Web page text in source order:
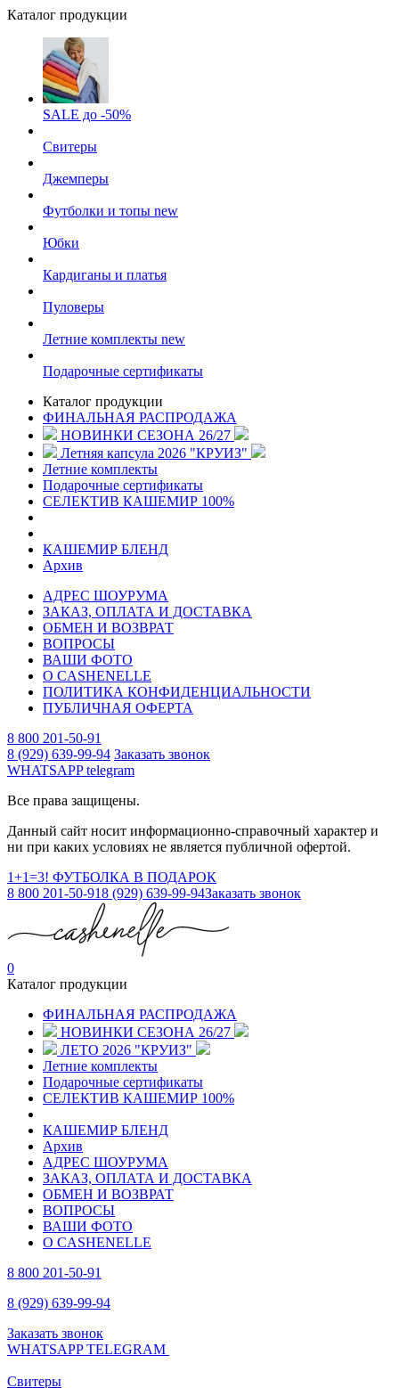
Каталог продукции
SALE до -50%
Свитеры
Джемперы
Футболки и топы new
Юбки
Кардиганы и платья
Пуловеры
Летние комплекты new
Подарочные сертификаты
Каталог продукции
ФИНАЛЬНАЯ РАСПРОДАЖА
НОВИНКИ СЕЗОНА 26/27
Летняя капсула 2026 "КРУИЗ"
Летние комплекты
Подарочные сертификаты
СЕЛЕКТИВ КАШЕМИР 100%
КАШЕМИР БЛЕНД
Архив
АДРЕС ШОУРУМА
ЗАКАЗ, ОПЛАТА И ДОСТАВКА
ОБМЕН И ВОЗВРАТ
ВОПРОСЫ
ВАШИ ФОТО
О CASHENELLE
ПОЛИТИКА КОНФИДЕНЦИАЛЬНОСТИ
ПУБЛИЧНАЯ ОФЕРТА
8 800 201-50-91
8 (929) 639-99-94 Заказать звонок
WHATSAPPtelegram
Все права защищены.
Данный сайт носит информационно-справочный характер и
ни при каких условиях не является публичной офертой.
1+1=3! ФУТБОЛКА В ПОДАРОК
8 800 201-50-918 (929) 639-99-94Заказать звонок
0
Каталог продукции
ФИНАЛЬНАЯ РАСПРОДАЖА
НОВИНКИ СЕЗОНА 26/27
ЛЕТО 2026 "КРУИЗ"
Летние комплекты
Подарочные сертификаты
СЕЛЕКТИВ КАШЕМИР 100%
КАШЕМИР БЛЕНД
Архив
АДРЕС ШОУРУМА
ЗАКАЗ, ОПЛАТА И ДОСТАВКА
ОБМЕН И ВОЗВРАТ
ВОПРОСЫ
ВАШИ ФОТО
О CASHENELLE
8 800 201-50-91
8 (929) 639-99-94
Заказать звонок
WHATSAPPTELEGRAM
Свитеры